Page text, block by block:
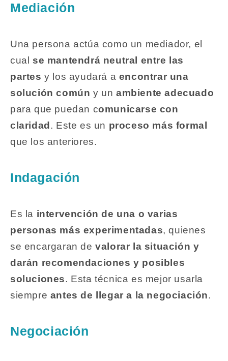
Mediación
Una persona actúa como un mediador, el
cual se mantendrá neutral entre las
partes y los ayudará a encontrar una
solución común y unambiente adecuado
para que puedan comunicarse con
claridad. Este es un proceso más formal
que los anteriores.
Indagación
Es la intervención de una o varias
personas más experimentadas, quienes
se encargaran devalorar la situación y
darán recomendaciones y posibles
soluciones. Esta técnica es mejor usarla
siempre antes de llegar a la negociación.
Negociación